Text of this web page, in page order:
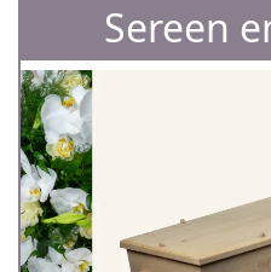
Sereen